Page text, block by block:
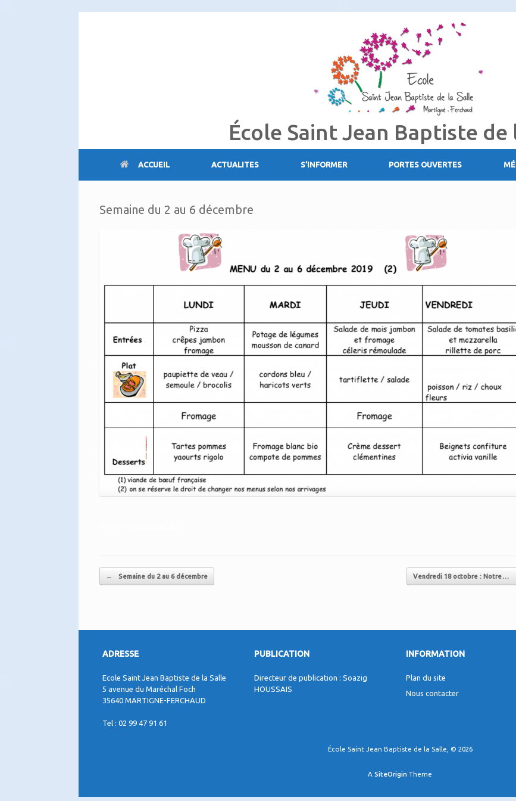
École Saint Jean Baptiste de
ACCUEIL ACTUALITES S’INFORMER PORTES OUVERTES
Semaine du 2 au 6 décembre
Post navigation
← Semaine du 2 au 6 décembre Vendredi 18 octobre : Notre…
ADRESSE
Ecole Saint Jean Baptiste de la Salle
5 avenue du Maréchal Foch
35640 MARTIGNE-FERCHAUD
Tel : 02 99 47 91 61
PUBLICATION
Directeur de publication : Soazig
HOUSSAIS
INFORMATION
Plan du site
Nous contacter
École Saint Jean Baptiste de la Salle, © 2026
A SiteOrigin Theme